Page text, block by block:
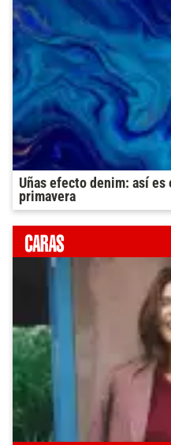
Uñas efecto denim: así
primavera